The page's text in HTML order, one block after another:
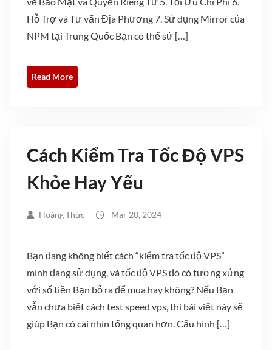
Hỗ Trợ và Tư vấn Địa Phương 7. Sử dụng Mirror của
NPM tại Trung Quốc Bạn có thể sử […]
Read More
Cách Kiểm Tra Tốc Độ VPS
Khỏe Hay Yếu
Hoàng Thức Mar 20, 2024
Bạn đang không biết cách “kiểm tra tốc độ VPS”
mình đang sử dụng, và tốc độ VPS đó có tương xứng
với số tiền Bạn bỏ ra để mua hay không? Nếu Bạn
vẫn chưa biết cách test speed vps, thì bài viết này sẽ
giúp Bạn có cái nhìn tổng quan hơn. Cấu hình […]